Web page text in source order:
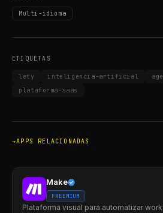
Multi-idioma
ETIQUETAS
lety inteligencia-artificial
plataforma-saas
APPS RELACIONADAS
Make
FREEMIUM
Plataforma visual para automatizar